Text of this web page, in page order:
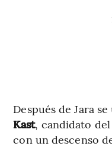
Después de Jara
Kast, candidato del
con un descenso